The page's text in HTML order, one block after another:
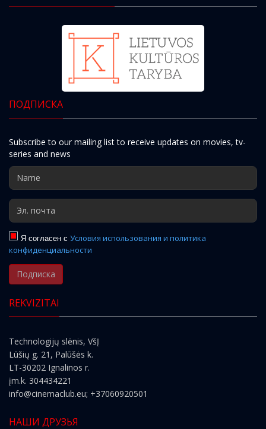
ПОДПИСКА
Subscribe to our mailing list to receive updates on movies, tv-
series and news
Я согласен с Условия использования и политика
конфиденциальности
Подписка
REKVIZITAI
Technologijų slėnis, VšĮ
Lūšių g. 21, Palūšės k.
LT-30202 Ignalinos r.
įm.k. 304434221
info@cinemaclub.eu; +37060920501
НАШИ ДРУЗЬЯ